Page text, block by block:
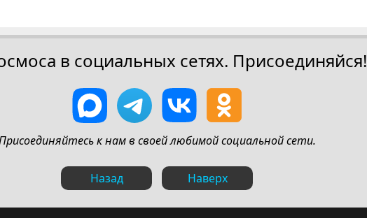
в социальных сетях. Присоединяйся!
к нам в своей любимой социальной сети.
Назад Наверх